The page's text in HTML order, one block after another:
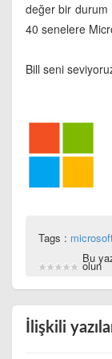
değer bir
40 senelere
Bill seni
Tags :
Bu
olun
İlişkili